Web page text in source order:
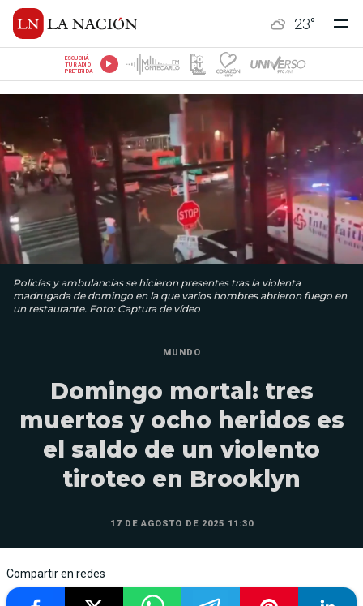
23°
ESCUCHÁ
TU RADIO
PREFERIDA
Policías y ambulancias se hicieron presentes tras la violenta
madrugada de domingo en la que varios hombres abrieron fuego en
un restaurante. Foto: Captura de vídeo
MUNDO
Domingo mortal: tres
muertos y ocho heridos es
el saldo de un violento
tiroteo en Brooklyn
17 DE AGOSTO DE 2025 11:30
Compartir en redes